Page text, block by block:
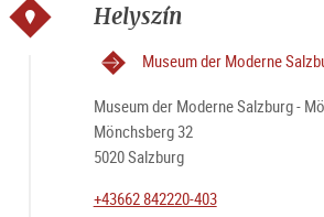
Helyszín
Museum der Moderne
Museum der Moderne Salzburg -
Mönchsberg 32
5020 Salzburg
+43662 842220-403